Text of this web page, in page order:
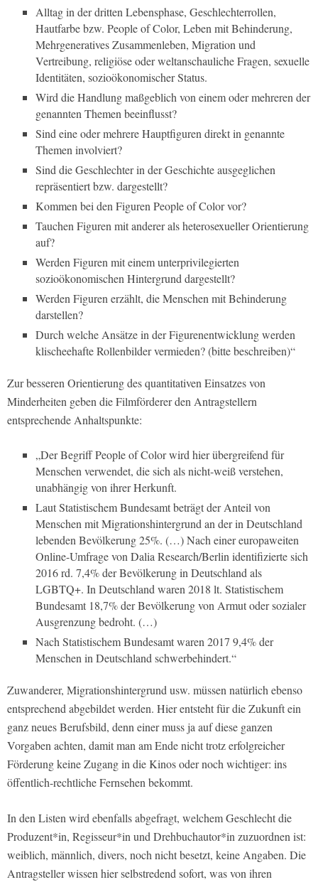
Alltag in der dritten Lebensphase, Geschlechterrollen,
Hautfarbe bzw. People of Color, Leben mit Behinderung,
Mehrgeneratives Zusammenleben, Migration und
Vertreibung, religiöse oder weltanschauliche Fragen, sexuelle
Identitäten, sozioökonomischer Status.
Wird die Handlung maßgeblich von einem oder mehreren der
genannten Themen beeinflusst?
Sind eine oder mehrere Hauptfiguren direkt in genannte
Themen involviert?
Sind die Geschlechter in der Geschichte ausgeglichen
repräsentiert bzw. dargestellt?
Kommen bei den Figuren People of Color vor?
Tauchen Figuren mit anderer als heterosexueller Orientierung
auf?
Werden Figuren mit einem unterprivilegierten
sozioökonomischen Hintergrund dargestellt?
Werden Figuren erzählt, die Menschen mit Behinderung
darstellen?
Durch welche Ansätze in der Figurenentwicklung werden
klischeehafte Rollenbilder vermieden? (bitte beschreiben)“
Zur besseren Orientierung des quantitativen Einsatzes von
Minderheiten geben die Filmförderer den Antragstellern
entsprechende Anhaltspunkte:
„Der Begriff People of Color wird hier übergreifend für
Menschen verwendet, die sich als nicht-weiß verstehen,
unabhängig von ihrer Herkunft.
Laut Statistischem Bundesamt beträgt der Anteil von
Menschen mit Migrationshintergrund an der in Deutschland
lebenden Bevölkerung 25%. (…) Nach einer europaweiten
Online-Umfrage von Dalia Research/Berlin identifizierte sich
2016 rd. 7,4% der Bevölkerung in Deutschland als
LGBTQ+. In Deutschland waren 2018 lt. Statistischem
Bundesamt 18,7% der Bevölkerung von Armut oder sozialer
Ausgrenzung bedroht. (…)
Nach Statistischem Bundesamt waren 2017 9,4% der
Menschen in Deutschland schwerbehindert.“
Zuwanderer, Migrationshintergrund usw. müssen natürlich ebenso
entsprechend abgebildet werden. Hier entsteht für die Zukunft ein
ganz neues Berufsbild, denn einer muss ja auf diese ganzen
Vorgaben achten, damit man am Ende nicht trotz erfolgreicher
Förderung keine Zugang in die Kinos oder noch wichtiger: ins
öffentlich-rechtliche Fernsehen bekommt.
In den Listen wird ebenfalls abgefragt, welchem Geschlecht die
Produzent*in, Regisseur*in und Drehbuchautor*in zuzuordnen ist:
weiblich, männlich, divers, noch nicht besetzt, keine Angaben. Die
Antragsteller wissen hier selbstredend sofort, was von ihren